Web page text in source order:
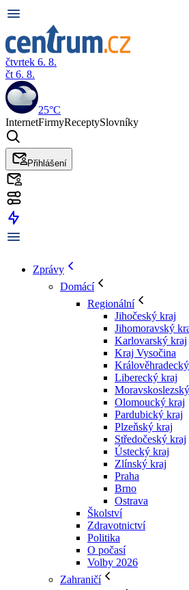
čtvrtek 6. 8.
čt 6. 8.
25°C
InternetFirmyReceptySlovníky
Přihlášení
Zprávy
Domácí
Regionální
Jihočeský kraj
Jihomoravský
Karlovarský kraj
Kraj Vysočina
Liberecký kraj
Olomoucký kraj
Pardubický kraj
Plzeňský kraj
Středočeský kraj
Ústecký kraj
Zlínský kraj
Praha
Brno
Ostrava
Školství
Zdravotnictví
Politika
O počasí
Volby 2026
Zahraničí